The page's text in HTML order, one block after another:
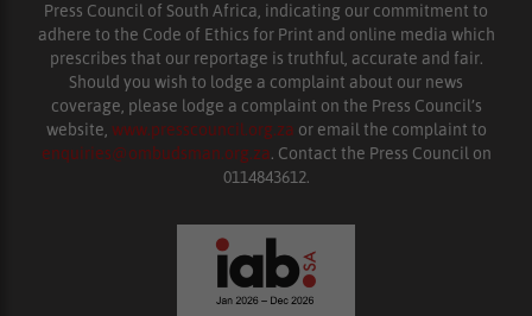
Press Council of South Africa, indicating our commitment to
adhere to the Code of Ethics for Print and online media which
prescribes that our reportage is truthful, accurate and fair.
Should you wish to lodge a complaint about our news
coverage, please lodge a complaint on the Press Council’s
website, www.presscouncil.org.za or email the complaint to
enquiries@ombudsman.org.za. Contact the Press Council on
0114843612.